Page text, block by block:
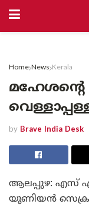
Home News Kerala
by Brave India Desk
ആലപ്പുഴ: എസ്
യൂണിയൻ